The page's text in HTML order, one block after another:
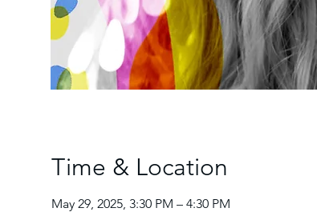
Time & Location
May 29, 2025, 3:30 PM – 4:30 PM